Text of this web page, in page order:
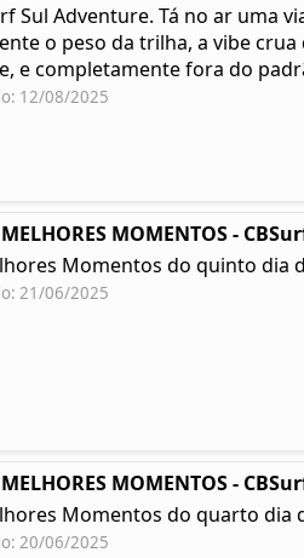
Sul Adventure. Tá no ar uma
o peso da trilha, a vibe
e completamente fora do
12/08/2025
MOMENTOS -
Momentos do quinto dia
21/06/2025
MOMENTOS -
Momentos do quarto dia
20/06/2025